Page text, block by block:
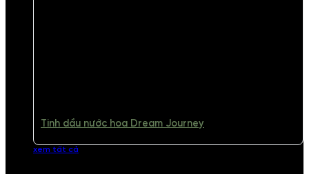
Tinh dầu nước hoa Dream Journey
xem tất cả